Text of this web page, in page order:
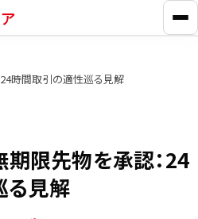
メ
24時間取引の適性巡る見解
期限先物を承認：24
る見解